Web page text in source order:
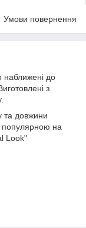
Умови повернення
наближені до
з
та довжини
популярною на
Look"